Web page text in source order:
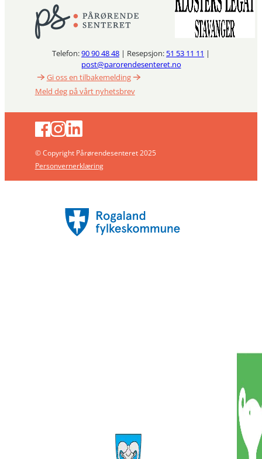
Telefon:90 90 48 48 | Resepsjon: 51 53 11 11 |
post@parorendesenteret.no
Gi oss en tilbakemelding
Meld deg på vårt nyhetsbrev
© Copyright Pårørendesenteret 2025
Personvernerklæring